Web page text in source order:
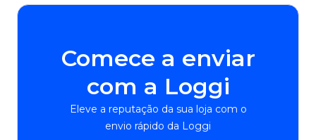
Comece a enviar
com a Loggi
Eleve a reputação da sua loja com o
envio rápido da Loggi